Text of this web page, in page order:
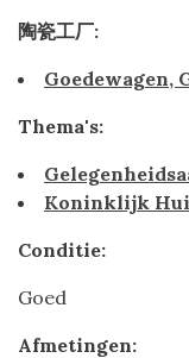
陶瓷工厂:
Goedewagen,
Thema's:
Koninklijk
Conditie:
Goed
Afmetingen: